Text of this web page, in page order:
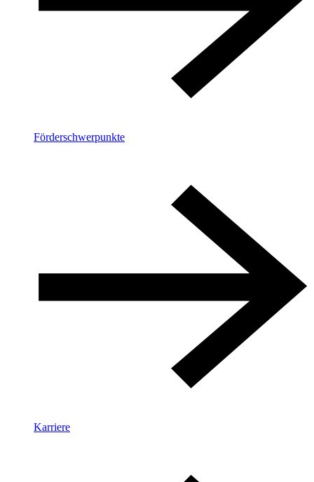
Förderschwerpunkte
Karriere